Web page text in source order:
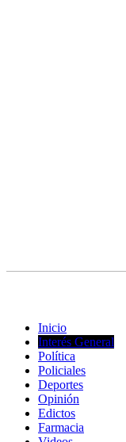
Inicio
Interés General
Política
Policiales
Deportes
Opinión
Edictos
Farmacia